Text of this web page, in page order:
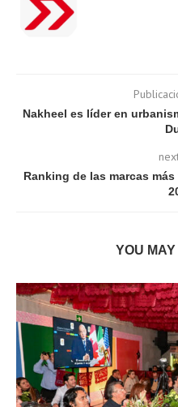
Nakheel es líder en
Ranking de las marcas
YOU